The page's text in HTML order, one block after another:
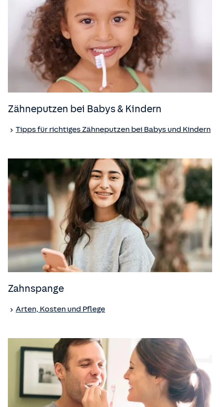
Zähneputzen bei Babys & Kindern
Tipps für richtiges Zähneputzen bei Babys und Kindern
Zahnspange
Arten, Kosten und Pflege